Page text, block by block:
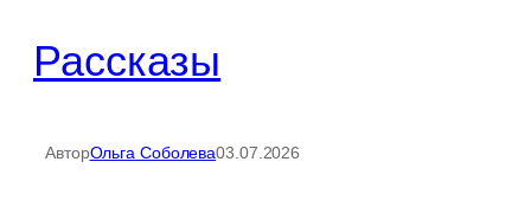
содержимому
Рассказы
АвторОльга Соболева03.07.2026